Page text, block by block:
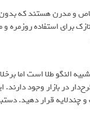
و مدرن هستند که
برای استفاده روزمره
النگو طلا است اما
در بازار وجود دارند.
و چندلایه قرار دهید.